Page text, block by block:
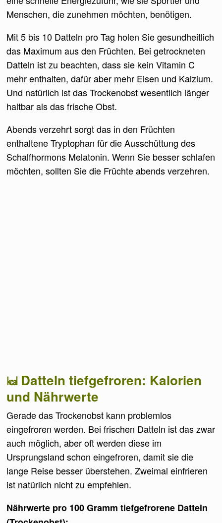
Menschen, die zunehmen möchten, benötigen.
Mit 5 bis 10 Datteln pro Tag holen Sie gesundheitlich
das Maximum aus den Früchten. Bei getrockneten
Datteln ist zu beachten, dass sie kein Vitamin C
mehr enthalten, dafür aber mehr Eisen und Kalzium.
Und natürlich ist das Trockenobst wesentlich länger
haltbar als das frische Obst.
Abends verzehrt sorgt das in den Früchten
enthaltene Tryptophan für die Ausschüttung des
Schalfhormons Melatonin. Wenn Sie besser schlafen
möchten, sollten Sie die Früchte abends verzehren.
Datteln tiefgefroren: Kalorien
und Nährwerte
Gerade das Trockenobst kann problemlos
eingefroren werden. Bei frischen Datteln ist das zwar
auch möglich, aber oft werden diese im
Ursprungsland schon eingefroren, damit sie die
lange Reise besser überstehen. Zweimal einfrieren
ist natürlich nicht zu empfehlen.
Nährwerte pro 100 Gramm tiefgefrorene Datteln